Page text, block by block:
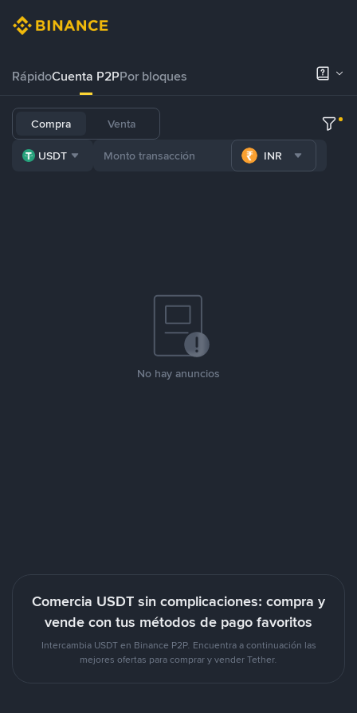
RápidoCuenta P2PPor bloques
Compra Venta
USDT INR
No hay anuncios
Comercia USDT sin complicaciones: compra y
vende con tus métodos de pago favoritos
Intercambia USDT en Binance P2P. Encuentra a continuación las
mejores ofertas para comprar y vender Tether.